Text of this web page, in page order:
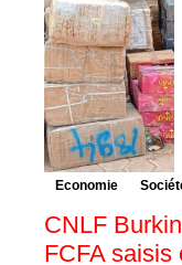
Economie
CNLF
FCFA saisis